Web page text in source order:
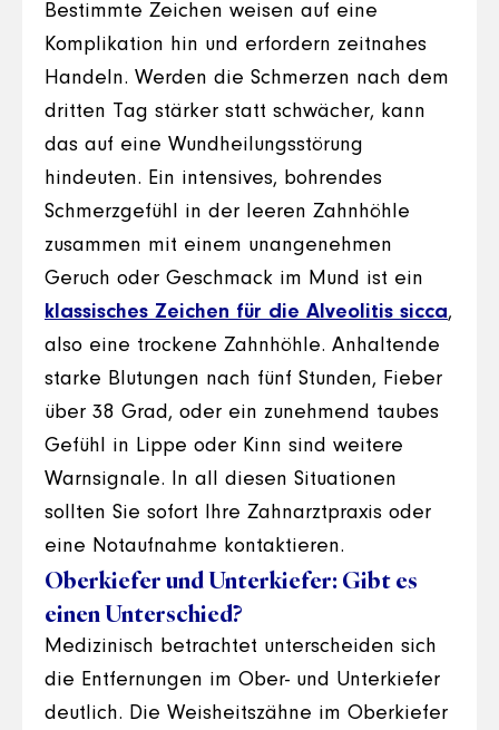
Bestimmte Zeichen weisen auf eine
Komplikation hin und erfordern zeitnahes
Handeln. Werden die Schmerzen nach dem
dritten Tag stärker statt schwächer, kann
das auf eine Wundheilungsstörung
hindeuten. Ein intensives, bohrendes
Schmerzgefühl in der leeren Zahnhöhle
zusammen mit einem unangenehmen
Geruch oder Geschmack im Mund ist ein
klassisches Zeichen für die Alveolitis sicca,
also eine trockene Zahnhöhle. Anhaltende
starke Blutungen nach fünf Stunden, Fieber
über 38 Grad, oder ein zunehmend taubes
Gefühl in Lippe oder Kinn sind weitere
Warnsignale. In all diesen Situationen
sollten Sie sofort Ihre Zahnarztpraxis oder
eine Notaufnahme kontaktieren.
Oberkiefer und Unterkiefer: Gibt es
einen Unterschied?
Medizinisch betrachtet unterscheiden sich
die Entfernungen im Ober- und Unterkiefer
deutlich. Die Weisheitszähne im Oberkiefer